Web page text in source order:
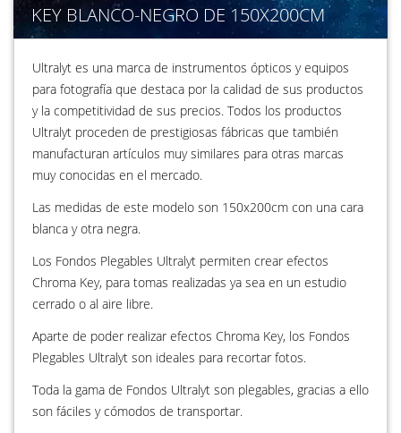
KEY BLANCO-NEGRO DE 150X200CM
Ultralyt es una marca de instrumentos ópticos y equipos
para fotografía que destaca por la calidad de sus productos
y la competitividad de sus precios. Todos los productos
Ultralyt proceden de prestigiosas fábricas que también
manufacturan artículos muy similares para otras marcas
muy conocidas en el mercado.
Las medidas de este modelo son 150x200cm con una cara
blanca y otra negra.
Los Fondos Plegables Ultralyt permiten crear efectos
Chroma Key, para tomas realizadas ya sea en un estudio
cerrado o al aire libre.
Aparte de poder realizar efectos Chroma Key, los Fondos
Plegables Ultralyt son ideales para recortar fotos.
Toda la gama de Fondos Ultralyt son plegables, gracias a ello
son fáciles y cómodos de transportar.